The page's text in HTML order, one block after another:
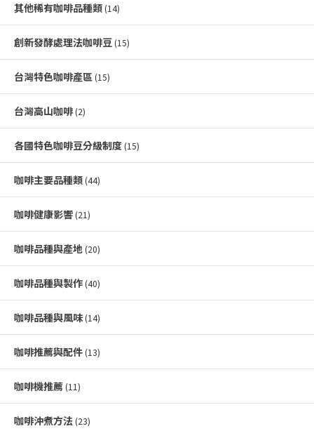
其他稀有咖啡品種類 (14)
創新發酵處理法咖啡豆 (15)
台灣特色咖啡產區 (15)
台灣高山咖啡(2)
各國特色咖啡豆分級制度 (15)
咖啡主要品種類 (44)
咖啡健康影響 (21)
咖啡品種與產地 (20)
咖啡品種與製作 (40)
咖啡品種與風味(14)
咖啡推薦與配件 (13)
咖啡機推薦 (11)
咖啡沖煮方法 (23)